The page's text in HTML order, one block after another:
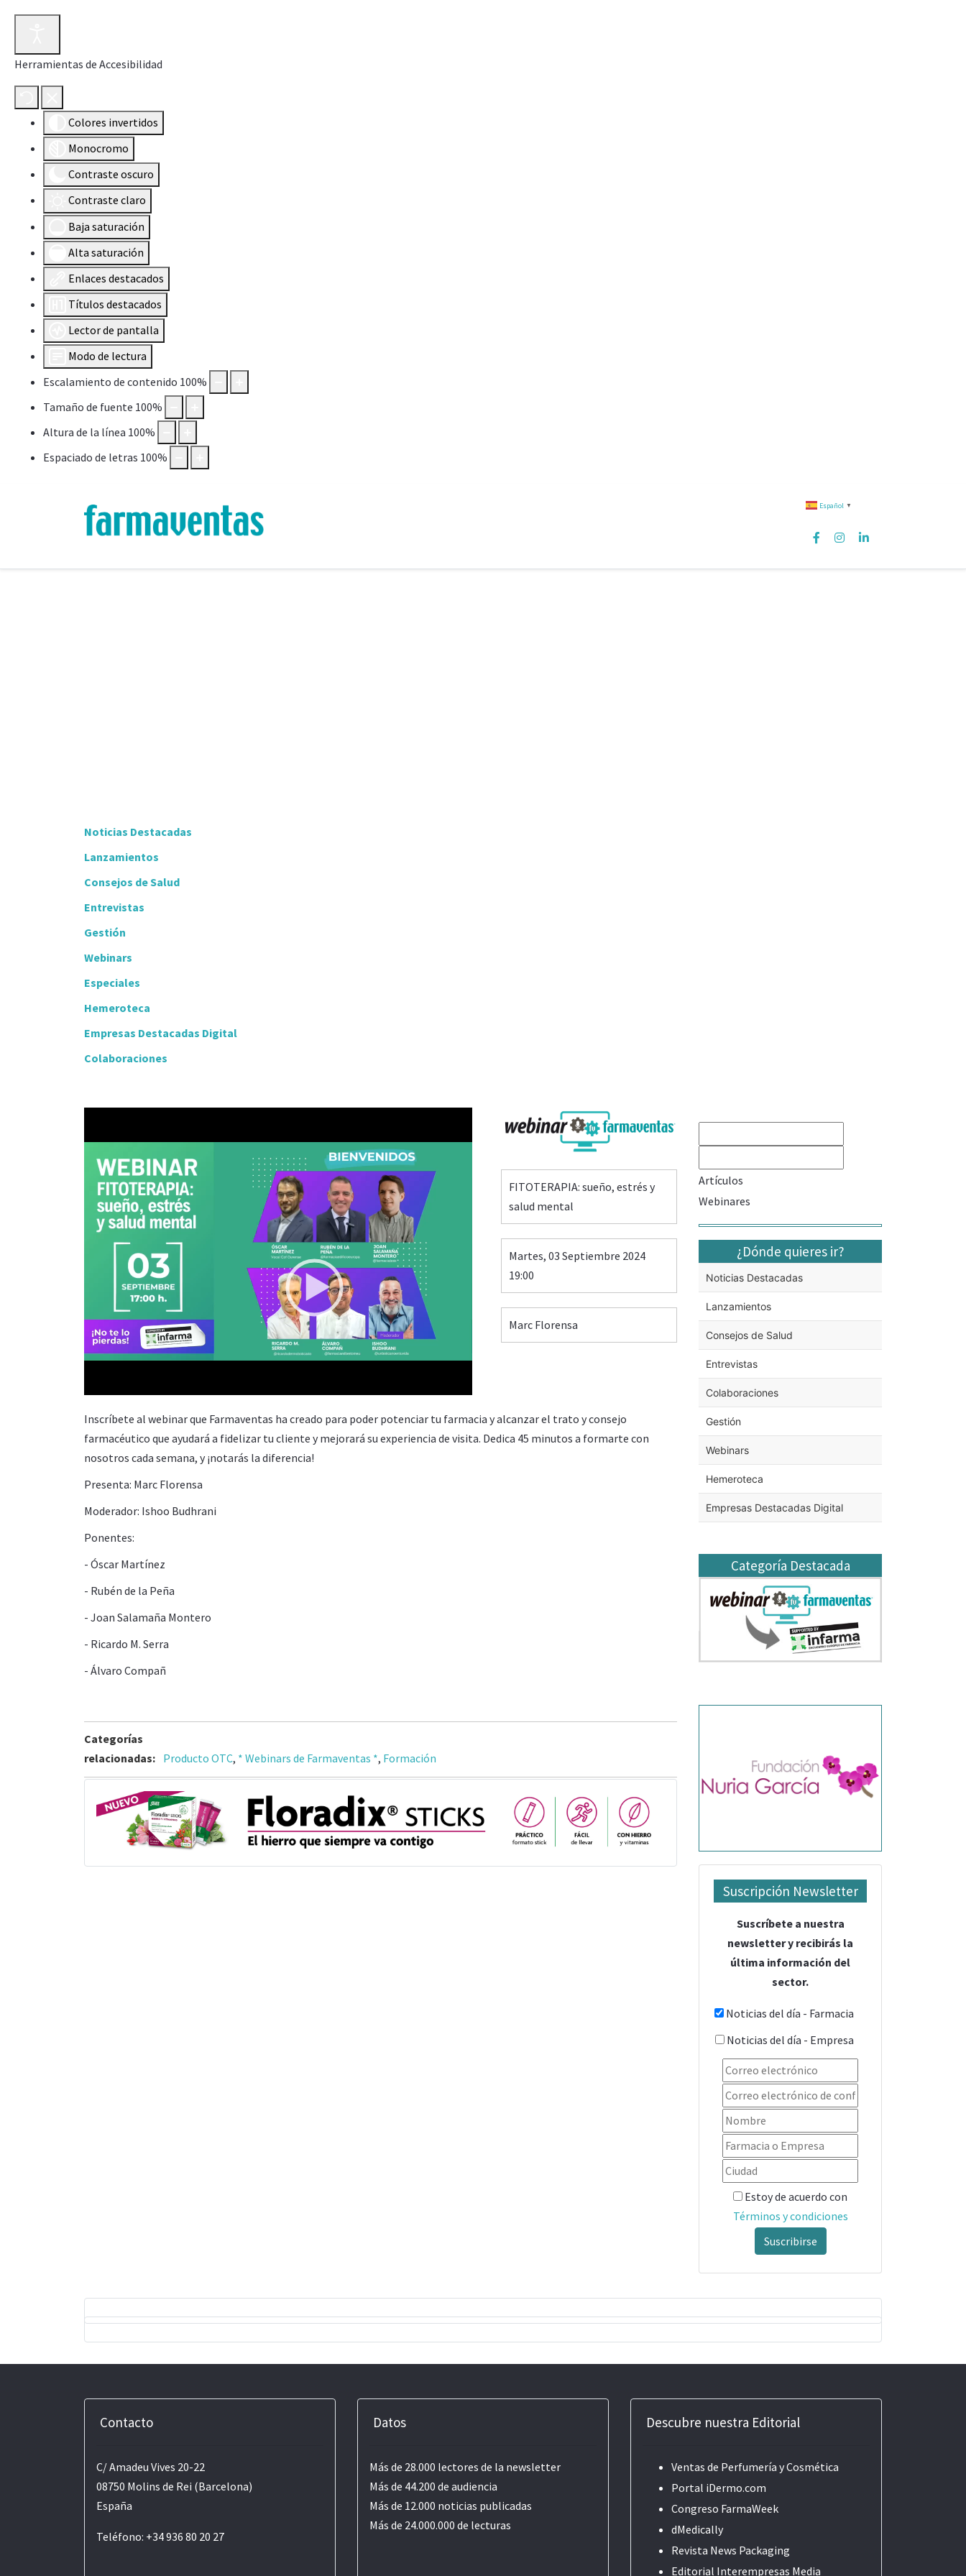
Herramientas de Accesibilidad
Colores invertidos
Monocromo
Contraste oscuro
Contraste claro
Baja saturación
Alta saturación
Enlaces destacados
Títulos destacados
Lector de pantalla
Modo de lectura
Escalamiento de contenido 100%
Tamaño de fuente 100%
Altura de la línea 100%
Espaciado de letras 100%
Español ▼
Noticias Destacadas
Lanzamientos
Consejos de Salud
Entrevistas
Gestión
Webinars
Especiales
Hemeroteca
Empresas Destacadas Digital
Colaboraciones
FITOTERAPIA: sueño, estrés y
salud mental
Martes, 03 Septiembre 2024
19:00
Marc Florensa
Inscríbete al webinar que Farmaventas ha creado para poder potenciar tu farmacia y alcanzar el trato y consejo
farmacéutico que ayudará a fidelizar tu cliente y mejorará su experiencia de visita. Dedica 45 minutos a formarte con
nosotros cada semana, y ¡notarás la diferencia!
Presenta: Marc Florensa
Moderador: Ishoo Budhrani
Ponentes:
- Óscar Martínez
- Rubén de la Peña
- Joan Salamaña Montero
- Ricardo M. Serra
- Álvaro Compañ
Categorías
relacionadas: Producto OTC, * Webinars de Farmaventas *, Formación
Artículos
Webinares
¿Dónde quieres ir?
Noticias Destacadas
Lanzamientos
Consejos de Salud
Entrevistas
Colaboraciones
Gestión
Webinars
Hemeroteca
Empresas Destacadas Digital
Categoría Destacada
Suscripción Newsletter
Suscríbete a nuestra
newsletter y recibirás la
última información del
sector.
Noticias del día - Farmacia
Noticias del día - Empresa
Estoy de acuerdo con
Términos y condiciones
Suscribirse
Contacto
C/ Amadeu Vives 20-22
08750 Molins de Rei (Barcelona)
España
Teléfono: +34 936 80 20 27
Datos
Más de 28.000 lectores de la newsletter
Más de 44.200 de audiencia
Más de 12.000 noticias publicadas
Más de 24.000.000 de lecturas
Descubre nuestra Editorial
Ventas de Perfumería y Cosmética
Portal iDermo.com
Congreso FarmaWeek
dMedically
Revista News Packaging
Editorial Interempresas Media